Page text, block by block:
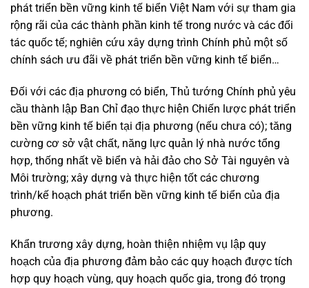
phát triển bền vững kinh tế biển Việt Nam với sự tham gia
rộng rãi của các thành phần kinh tế trong nước và các đối
tác quốc tế; nghiên cứu xây dựng trình Chính phủ một số
chính sách ưu đãi về phát triển bền vững kinh tế biển…
Đối với các địa phương có biển, Thủ tướng Chính phủ yêu
cầu thành lập Ban Chỉ đạo thực hiện Chiến lược phát triển
bền vững kinh tế biển tại địa phương (nếu chưa có); tăng
cường cơ sở vật chất, năng lực quản lý nhà nước tổng
hợp, thống nhất về biển và hải đảo cho Sở Tài nguyên và
Môi trường; xây dựng và thực hiện tốt các chương
trình/kế hoạch phát triển bền vững kinh tế biển của địa
phương.
Khẩn trương xây dựng, hoàn thiện nhiệm vụ lập quy
hoạch của địa phương đảm bảo các quy hoạch được tích
hợp quy hoạch vùng, quy hoạch quốc gia, trong đó trọng